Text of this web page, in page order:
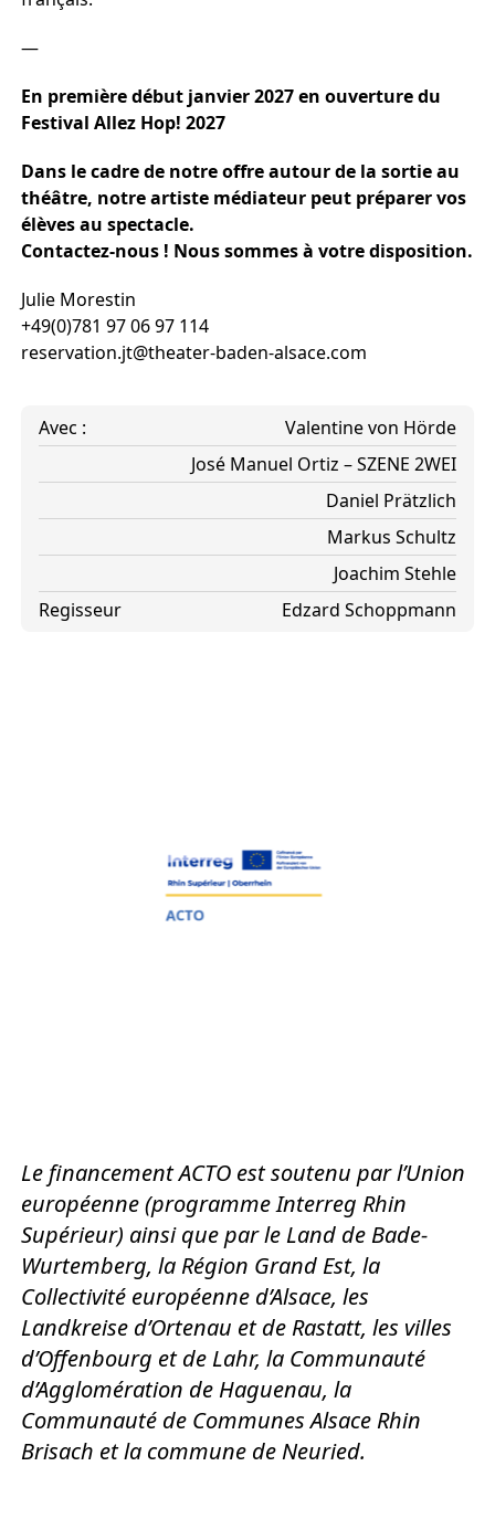
—
En première début janvier 2027 en ouverture du
Festival Allez Hop! 2027
Dans le cadre de notre offre autour de la sortie au
théâtre, notre artiste médiateur peut préparer vos
élèves au spectacle.
Contactez-nous ! Nous sommes à votre disposition.
Julie Morestin
+49(0)781 97 06 97 114
reservation.jt@theater-baden-alsace.com
Avec :
Valentine von Hörde
José Manuel Ortiz – SZENE 2WEI
Daniel Prätzlich
Markus Schultz
Joachim Stehle
Regisseur
Edzard Schoppmann
Le financement ACTO est soutenu par l’Union
européenne (programme Interreg Rhin
Supérieur) ainsi que par le Land de Bade-
Wurtemberg, la Région Grand Est, la
Collectivité européenne d’Alsace, les
Landkreise d’Ortenau et de Rastatt, les villes
d’Offenbourg et de Lahr, la Communauté
d’Agglomération de Haguenau, la
Communauté de Communes Alsace Rhin
Brisach et la commune de Neuried.